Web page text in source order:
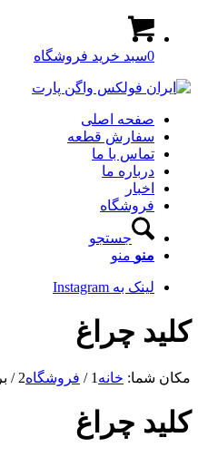
0سبد خرید فروشگاه
صفحه اصلی
سفارش قطعه
تماس با ما
درباره ما
اخبار
فروشگاه
جستجو
منو منو
لینک به Instagram
کلید چراغ
مکان شما: خانه 1
/ فروشگاه2
/
کلید چراغ